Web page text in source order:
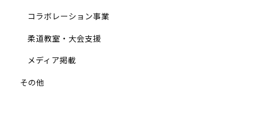
コラボレーション事業
柔道教室・大会支援
メディア掲載
その他